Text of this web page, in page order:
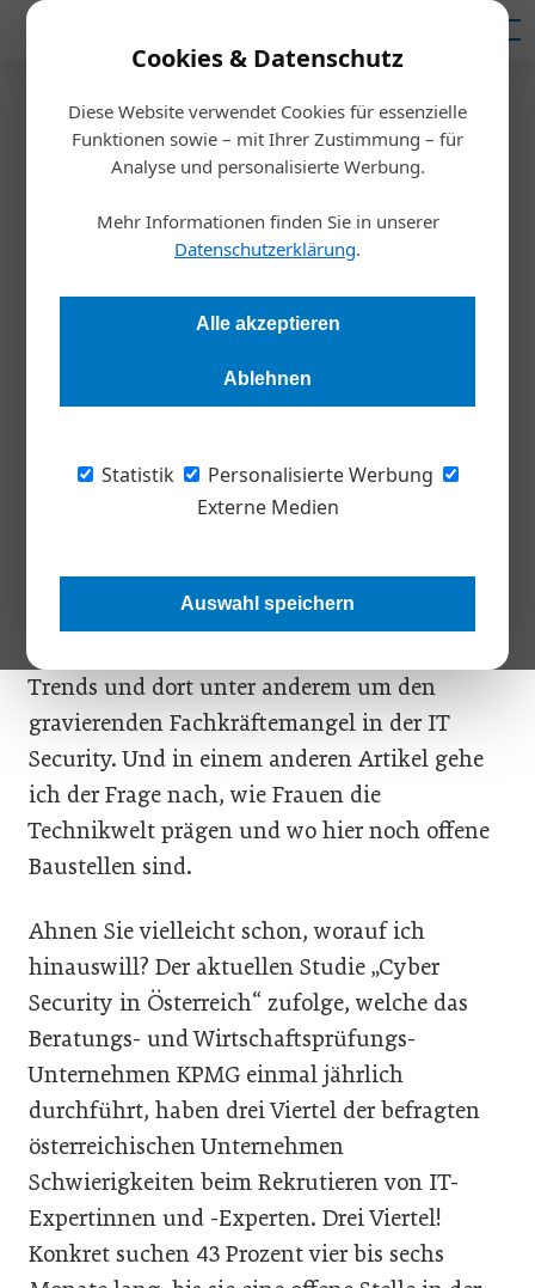
Cookies & Datenschutz
Diese Website verwendet Cookies für essenzielle
Funktionen sowie – mit Ihrer Zustimmung – für
Analyse und personalisierte Werbung.
Mehr Informationen finden Sie in unserer
Datenschutzerklärung.
Alle akzeptieren
Ablehnen
Statistik
Personalisierte Werbung
Externe Medien
Auswahl speichern
Startseite/Inspiration
Der Missing Link ist weiblich
Alexandra Rotter 09.06.2022, 10:17 Uhr
Einerseits fehlen Fachkräfte in der IT-Security, was
Prozent des gesellschaftlichen Potenzials brach, weil sich
immer noch viel zu wenige Frauen in die Technik wagen.
In dieser Ausgabe habe ich mich in zwei
finde, sie haben etwas miteinander zu tun,
wenn auch nicht auf den ersten Blick. Einmal
Trends und dort unter anderem um den
gravierenden Fachkräftemangel in der IT
Security. Und in einem anderen Artikel gehe
ich der Frage nach, wie Frauen die
Technikwelt prägen und wo hier noch offene
Baustellen sind.
Ahnen Sie vielleicht schon, worauf ich
hinauswill? Der aktuellen Studie „Cyber
Security in Österreich“ zufolge, welche das
Beratungs- und Wirtschaftsprüfungs-
Unternehmen KPMG einmal jährlich
durchführt, haben drei Viertel der befragten
österreichischen Unternehmen
Schwierigkeiten beim Rekrutieren von IT-
Expertinnen und -Experten. Drei Viertel!
Konkret suchen 43 Prozent vier bis sechs